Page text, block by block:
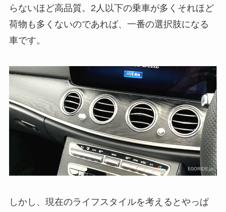
らないほど高品質。2人以下の乗車が多くそれほど
荷物も多くないのであれば、一番の選択肢になる
車です。
しかし、現在のライフスタイルを考えるとやっぱ